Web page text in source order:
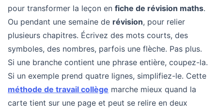
pour transformer la leçon en fiche de révision maths.
Ou pendant une semaine de révision, pour relier
plusieurs chapitres. Écrivez des mots courts, des
symboles, des nombres, parfois une flèche. Pas plus.
Si une branche contient une phrase entière, coupez-la.
Si un exemple prend quatre lignes, simplifiez-le. Cette
méthode de travail collège marche mieux quand la
carte tient sur une page et peut se relire en deux